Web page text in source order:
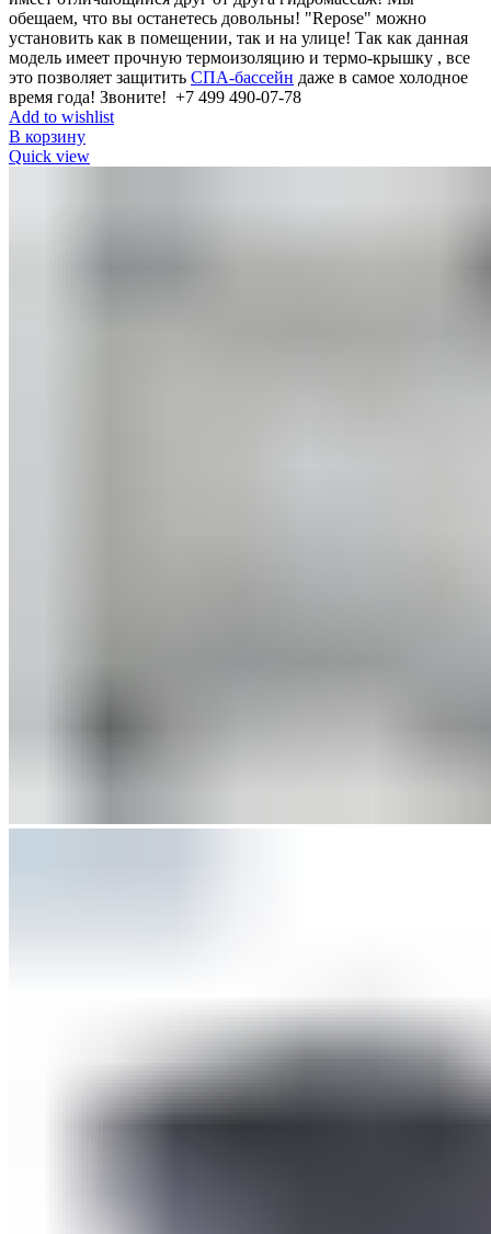
обещаем, что вы останетесь довольны! "Repose" можно
установить как в помещении, так и на улице! Так как данная
модель имеет прочную термоизоляцию и термо-крышку , все
это позволяет защитить СПА-бассейн даже в самое холодное
время года! Звоните! +7 499 490-07-78
Add to wishlist
В корзину
Quick view